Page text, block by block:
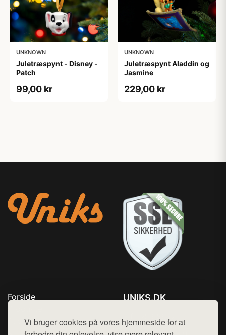
Vi bruger cookies på vores hjemmeside for at
UNKNOWN
Juletræspynt - Disney -
Patch
99,00 kr
UNKNOWN
Juletræspynt Aladdin og
Jasmine
229,00 kr
Forside
Top Rabatter
Kontakt
UNIKS.DK
Mail: hej@want.dk